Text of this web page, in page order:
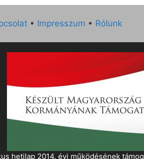
• Impresszum • Rólunk
hetilap 2014. évi működésének